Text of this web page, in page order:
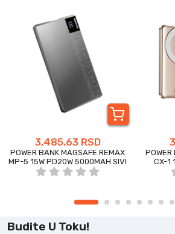
3,485.63 RSD
POWER BANK MAGSAFE REMAX
MP-5 15W PD20W 5000MAH SIVI
POWER
CX-1
Budite U Toku!